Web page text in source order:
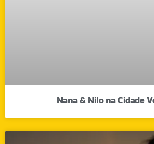
Nana & Nilo na Cidade